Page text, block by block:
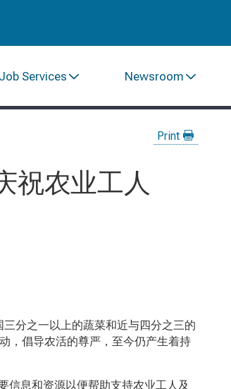
Job Services Newsroom
Print
祝农业工人
三分之一以上的蔬菜和近与四分之三的
，倡导农活的尊严，至今仍产生着持
信息和资源以便帮助支持农业工人及